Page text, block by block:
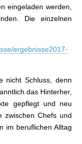
eingeladen werden,
Die einzelnen
ergebnisse2017-
nicht Schluss, denn
das Hinterher,
gepflegt und neu
zwischen Chefs und
im beruflichen Alltag